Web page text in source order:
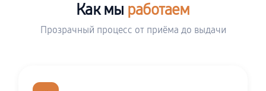
Как мы работаем
Прозрачный процесс от приёма до выдачи